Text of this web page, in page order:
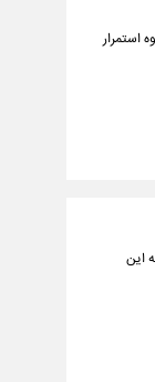
استمرار
این